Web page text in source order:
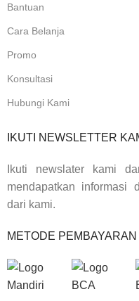
Bantuan
Cara Belanja
Promo
Konsultasi
Hubungi Kami
IKUTI NEWSLETTER
Ikuti newslater kami
mendapatkan informasi
dari kami.
METODE PEMBAYARAN